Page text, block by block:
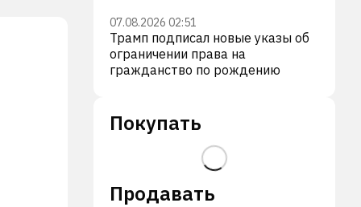
07.08.2026 02:51
Трамп подписал новые указы об
ограничении права на
гражданство по рождению
Покупать
Продавать